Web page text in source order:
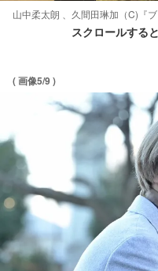
山中柔太朗 、久間田琳加（C)『
スクロールする
( 画像5/9 )